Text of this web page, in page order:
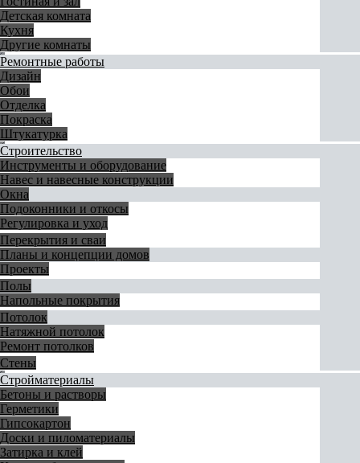
Детская комната
Кухня
Другие комнаты
Ремонтные работы
Дизайн
Обои
Отделка
Покраска
Штукатурка
Строительство
Инструменты и оборудование
Навес и навесные конструкции
Окна
Подоконники и откосы
Регулировка и уход
Перекрытия и сваи
Планы и концепции домов
Проекты
Полы
Напольные покрытия
Потолок
Натяжной потолок
Ремонт потолков
Стены
Стройматериалы
Бетоны и растворы
Герметики
Гипсокартон
Доски и пиломатериалы
Затирка и клей